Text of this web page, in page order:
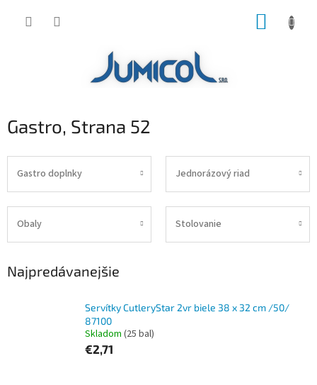
Gastro, Strana 52
Gastro doplnky Jednorázový riad
Obaly Stolovanie
Najpredávanejšie
Servítky CutleryStar 2vr biele 38 x 32 cm /50/
87100
Skladom (25 bal)
€2,71